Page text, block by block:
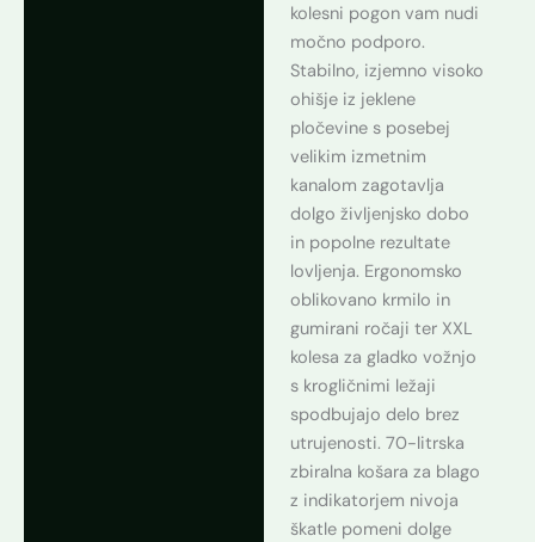
kolesni pogon vam nudi
močno podporo.
Stabilno, izjemno visoko
ohišje iz jeklene
pločevine s posebej
velikim izmetnim
kanalom zagotavlja
dolgo življenjsko dobo
in popolne rezultate
lovljenja. Ergonomsko
oblikovano krmilo in
gumirani ročaji ter XXL
kolesa za gladko vožnjo
s krogličnimi ležaji
spodbujajo delo brez
utrujenosti. 70-litrska
zbiralna košara za blago
z indikatorjem nivoja
škatle pomeni dolge